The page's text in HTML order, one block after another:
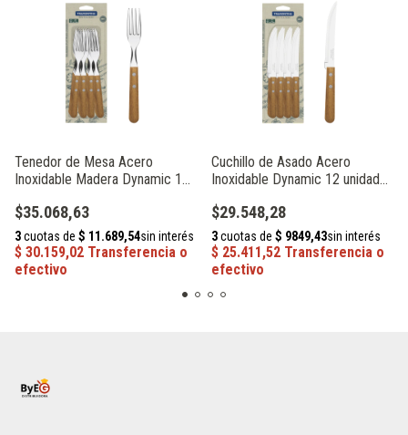
Tenedor de Mesa Acero
Inoxidable Madera Dynamic 12
22302/900
$35.068,63
Cuchillo de Asado Acero
Inoxidable Dynamic 12 unidades
$29.548,28